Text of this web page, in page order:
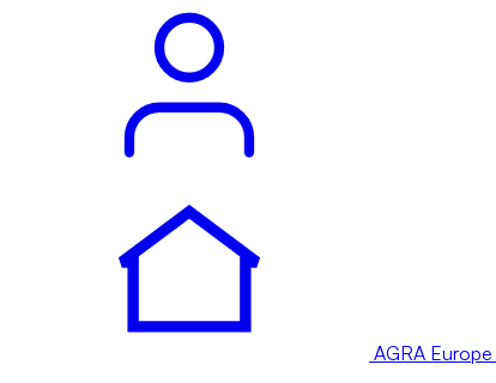
AGRA Europe